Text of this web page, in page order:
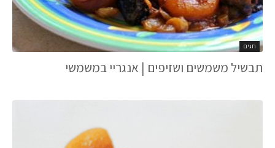
חגים
תבשיל משמשים ושזיפים‏‏ | אנגריי במשמשי